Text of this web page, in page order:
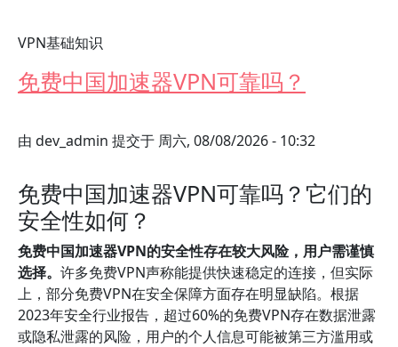
VPN基础知识
免费中国加速器VPN可靠吗？
由 dev_admin 提交于 周六, 08/08/2026 - 10:32
免费中国加速器VPN可靠吗？它们的
安全性如何？
免费中国加速器VPN的安全性存在较大风险，用户需谨慎
选择。 许多免费VPN声称能提供快速稳定的连接，但实际
上，部分免费VPN在安全保障方面存在明显缺陷。根据
2023年安全行业报告，超过60%的免费VPN存在数据泄露
或隐私泄露的风险，用户的个人信息可能被第三方滥用或